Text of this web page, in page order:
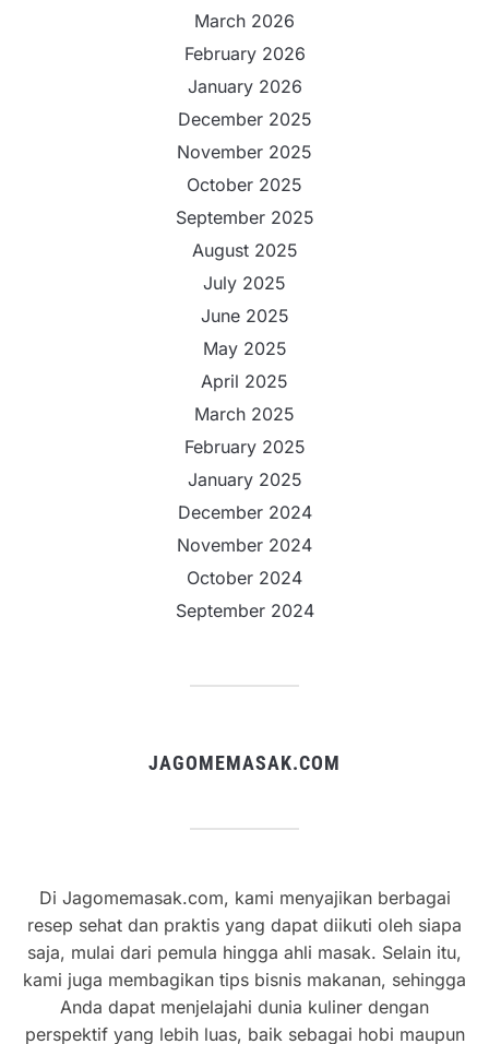
March 2026
February 2026
January 2026
December 2025
November 2025
October 2025
September 2025
August 2025
July 2025
June 2025
May 2025
April 2025
March 2025
February 2025
January 2025
December 2024
November 2024
October 2024
September 2024
JAGOMEMASAK.COM
Di Jagomemasak.com, kami menyajikan berbagai
resep sehat dan praktis yang dapat diikuti oleh siapa
saja, mulai dari pemula hingga ahli masak. Selain itu,
kami juga membagikan tips bisnis makanan, sehingga
Anda dapat menjelajahi dunia kuliner dengan
perspektif yang lebih luas, baik sebagai hobi maupun